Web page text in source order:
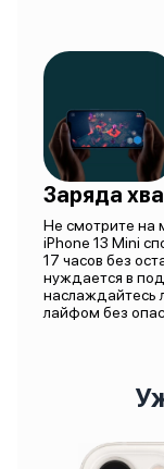
Заряда
Не смотрите на
iPhone 13 Mini
17 часов без
нуждается в
наслаждайтесь
лайфом без